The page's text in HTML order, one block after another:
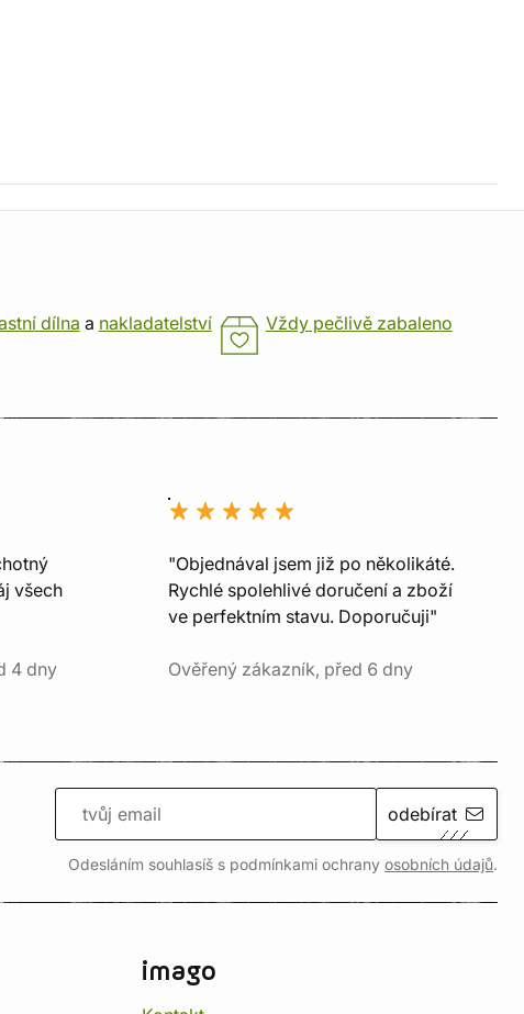
dílna a nakladatelství Vždy pečlivě zabaleno
všech
4 dny
"Objednával jsem již po několikáté.
Rychlé spolehlivé doručení a zboží
ve perfektním stavu. Doporučuji"
Ověřený zákazník, před 6 dny
odebírat
Odesláním souhlasíš s podmínkami ochrany osobních údajů.
imago